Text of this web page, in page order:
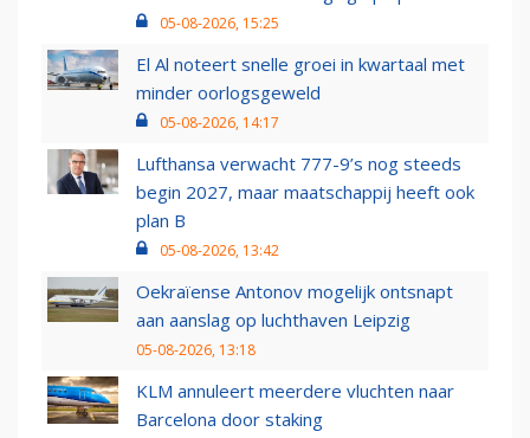
05-08-2026, 15:25
El Al noteert snelle groei in kwartaal met
minder oorlogsgeweld
05-08-2026, 14:17
Lufthansa verwacht 777-9’s nog steeds
begin 2027, maar maatschappij heeft ook
plan B
05-08-2026, 13:42
Oekraïense Antonov mogelijk ontsnapt
aan aanslag op luchthaven Leipzig
05-08-2026, 13:18
KLM annuleert meerdere vluchten naar
Barcelona door staking